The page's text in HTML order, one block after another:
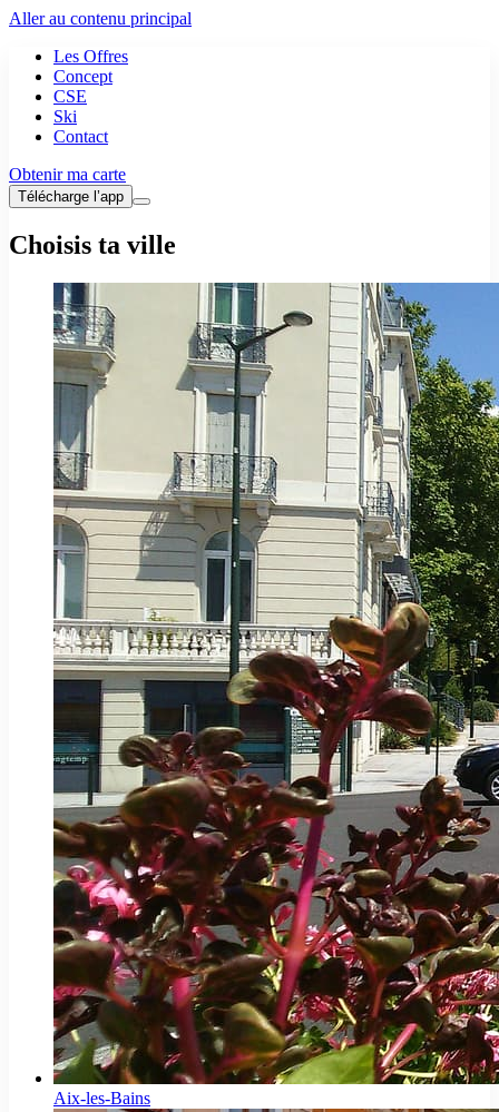
Aller au contenu principal
Les Offres
Concept
CSE
Ski
Contact
Obtenir ma carte
Télécharge l’app
Choisis ta ville
Aix-les-Bains